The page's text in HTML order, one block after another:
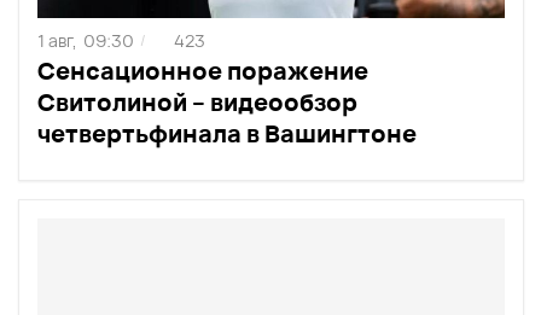
Сенсационное поражение
Свитолиной – видеообзор
четвертьфинала в Вашингтоне
1 авг, 09:30 / 423